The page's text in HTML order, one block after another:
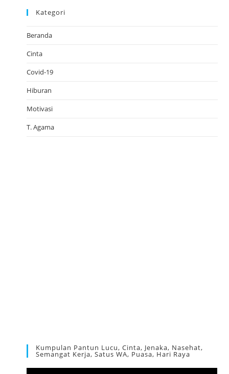
i
Kategori
Beranda
Cinta
Covid-19
Hiburan
Motivasi
T. Agama
Kumpulan Pantun Lucu, Cinta, Jenaka, Nasehat,
Semangat Kerja, Satus WA, Puasa, Hari Raya